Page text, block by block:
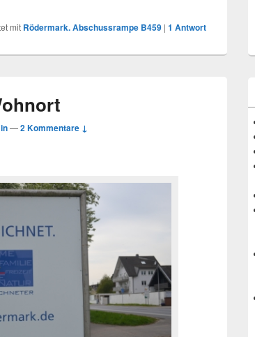
mit Rödermark. Abschussrampe B459 | 1 Antwort
—2 Kommentare ↓